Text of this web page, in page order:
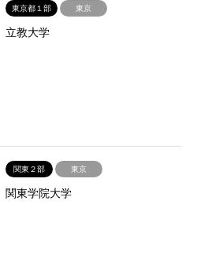
東京都１部 東京
立教大学
関東２部 東京
関東学院大学